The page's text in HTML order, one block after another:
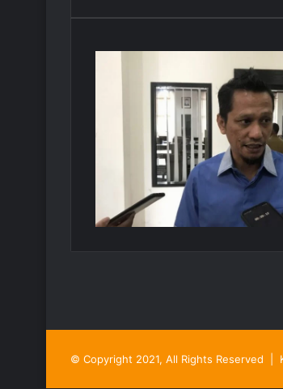
© Copyright 2021, All Rights Reserved |